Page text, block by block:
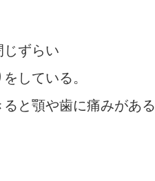
ずらい
している。
と顎や歯に痛みがある